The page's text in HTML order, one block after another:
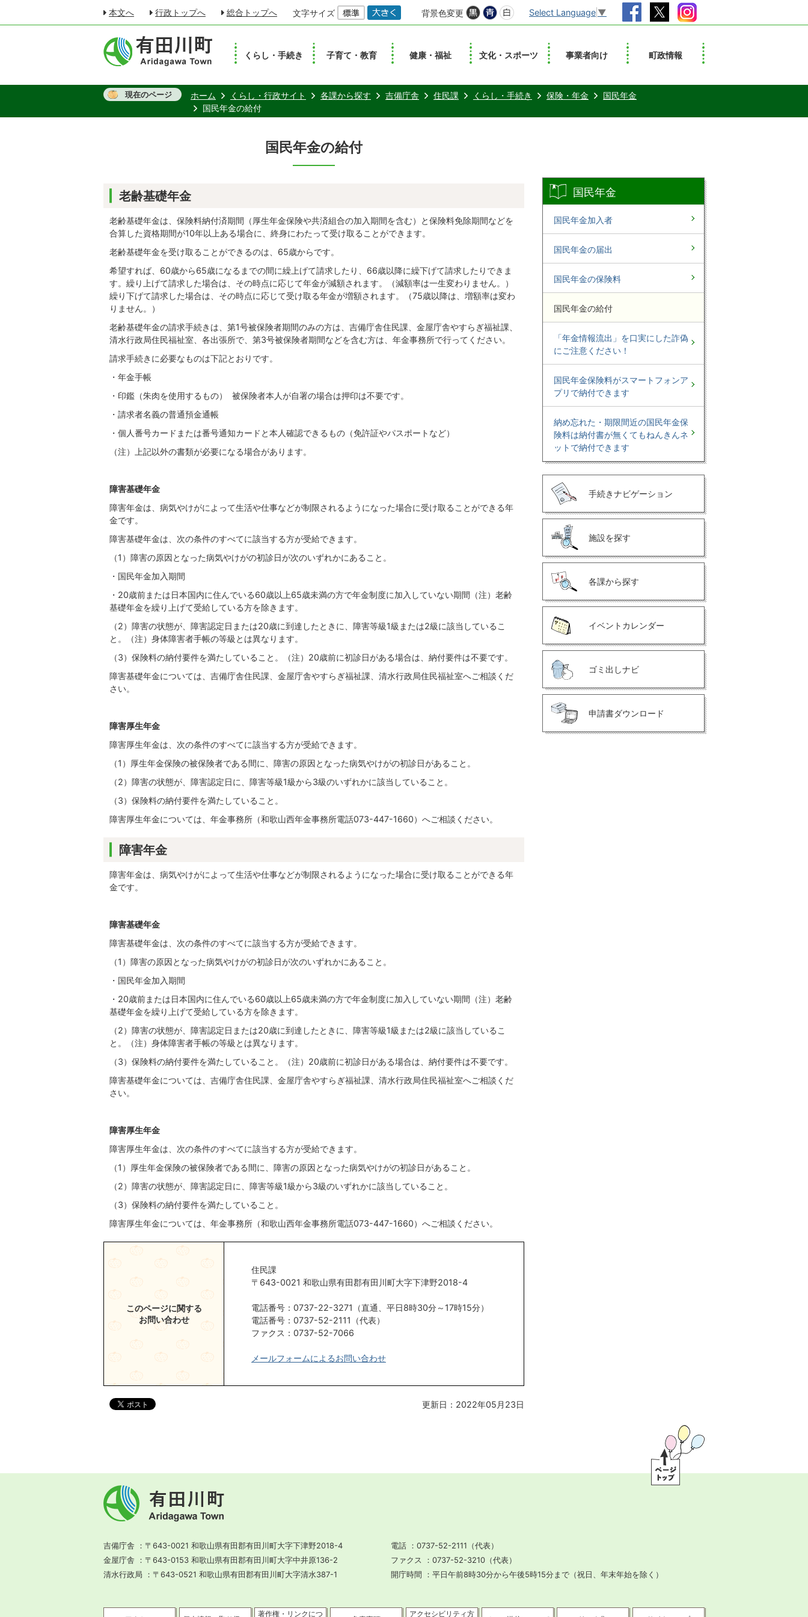
本文へ 行政トップへ 総合トップへ 文字サイズ 背景色変更 Select Language ▼
くらし・手続き 子育て・教育 健康・福祉 文化・スポーツ 事業者向け 町政情報
現在のページ ホーム くらし・行政サイト 各課から探す 吉備庁舎 住民課 くらし・手続き 保険・年金
国民年金
国民年金の給付
国民年金の給付
老齢基礎年金
老齢基礎年金は、保険料納付済期間（厚生年金保険や共済組合の加入期間を含む）と保険料免除期間などを
合算した資格期間が10年以上ある場合に、終身にわたって受け取ることができます。
老齢基礎年金を受け取ることができるのは、65歳からです。
希望すれば、60歳から65歳になるまでの間に繰上げて請求したり、66歳以降に繰下げて請求したりできま
す。繰り上げて請求した場合は、その時点に応じて年金が減額されます。（減額率は一生変わりません。）
繰り下げて請求した場合は、その時点に応じて受け取る年金が増額されます。（75歳以降は、増額率は変わ
りません。）
老齢基礎年金の請求手続きは、第1号被保険者期間のみの方は、吉備庁舎住民課、金屋庁舎やすらぎ福祉課、
清水行政局住民福祉室、各出張所で、第3号被保険者期間などを含む方は、年金事務所で行ってください。
請求手続きに必要なものは下記とおりです。
・年金手帳
・印鑑（朱肉を使用するもの） 被保険者本人が自署の場合は押印は不要です。
・請求者名義の普通預金通帳
・個人番号カードまたは番号通知カードと本人確認できるもの（免許証やパスポートなど）
（注）上記以外の書類が必要になる場合があります。
障害基礎年金
障害年金は、病気やけがによって生活や仕事などが制限されるようになった場合に受け取ることができる年
金です。
障害基礎年金は、次の条件のすべてに該当する方が受給できます。
（1）障害の原因となった病気やけがの初診日が次のいずれかにあること。
・国民年金加入期間
・20歳前または日本国内に住んでいる60歳以上65歳未満の方で年金制度に加入していない期間（注）老齢
基礎年金を繰り上げて受給している方を除きます。
（2）障害の状態が、障害認定日または20歳に到達したときに、障害等級1級または2級に該当しているこ
と。（注）身体障害者手帳の等級とは異なります。
（3）保険料の納付要件を満たしていること。（注）20歳前に初診日がある場合は、納付要件は不要です。
障害基礎年金については、吉備庁舎住民課、金屋庁舎やすらぎ福祉課、清水行政局住民福祉室へご相談くだ
さい。
障害厚生年金
障害厚生年金は、次の条件のすべてに該当する方が受給できます。
（1）厚生年金保険の被保険者である間に、障害の原因となった病気やけがの初診日があること。
（2）障害の状態が、障害認定日に、障害等級1級から3級のいずれかに該当していること。
（3）保険料の納付要件を満たしていること。
障害厚生年金については、年金事務所（和歌山西年金事務所電話073-447-1660）へご相談ください。
障害年金
障害年金は、病気やけがによって生活や仕事などが制限されるようになった場合に受け取ることができる年
金です。
障害基礎年金
障害基礎年金は、次の条件のすべてに該当する方が受給できます。
（1）障害の原因となった病気やけがの初診日が次のいずれかにあること。
・国民年金加入期間
・20歳前または日本国内に住んでいる60歳以上65歳未満の方で年金制度に加入していない期間（注）老齢
基礎年金を繰り上げて受給している方を除きます。
（2）障害の状態が、障害認定日または20歳に到達したときに、障害等級1級または2級に該当しているこ
と。（注）身体障害者手帳の等級とは異なります。
（3）保険料の納付要件を満たしていること。（注）20歳前に初診日がある場合は、納付要件は不要です。
障害基礎年金については、吉備庁舎住民課、金屋庁舎やすらぎ福祉課、清水行政局住民福祉室へご相談くだ
さい。
障害厚生年金
障害厚生年金は、次の条件のすべてに該当する方が受給できます。
（1）厚生年金保険の被保険者である間に、障害の原因となった病気やけがの初診日があること。
（2）障害の状態が、障害認定日に、障害等級1級から3級のいずれかに該当していること。
（3）保険料の納付要件を満たしていること。
障害厚生年金については、年金事務所（和歌山西年金事務所電話073-447-1660）へご相談ください。
このページに関する
お問い合わせ
住民課
〒643-0021 和歌山県有田郡有田川町大字下津野2018-4
電話番号：0737-22-3271（直通、平日8時30分～17時15分）
電話番号：0737-52-2111（代表）
ファクス：0737-52-7066
メールフォームによるお問い合わせ
更新日：2022年05月23日
国民年金
国民年金加入者
国民年金の届出
国民年金の保険料
国民年金の給付
「年金情報流出」を口実にした詐偽
にご注意ください！
国民年金保険料がスマートフォンア
プリで納付できます
納め忘れた・期限間近の国民年金保
険料は納付書が無くてもねんきんネ
ットで納付できます
手続きナビゲーション
施設を探す
各課から探す
イベントカレンダー
ゴミ出しナビ
申請書ダウンロード
有
田
川
Town
吉備庁舎
〒643-0021 和歌山県有田郡有田川町大字下津野2018-4
金屋庁舎
〒643-0153 和歌山県有田郡有田川町大字中井原136-2
清水行政局
〒643-0521 和歌山県有田郡有田川町大字清水387-1
電話
0737-52-2111（代表）
ファクス
0737-52-3210（代表）
開庁時間
平日午前8時30分から午後5時15分まで （祝日、年末年始を除く）
著作権・リンクにつ アクセシビリティ方
ッ
プ